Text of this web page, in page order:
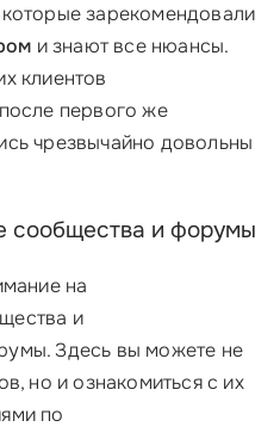
зарекомендовали
и знают все нюансы.
клиентов
первого же
чрезвычайно довольны
сообщества и форумы
на
и
Здесь вы можете не
но и ознакомиться с их
по